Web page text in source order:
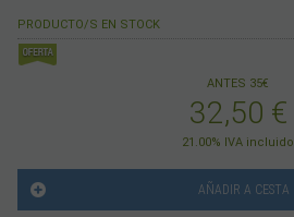
PRODUCTO/S EN STOCK
ANTES 35€
32,50 €
21.00% IVA incluido
AÑADIR A CESTA